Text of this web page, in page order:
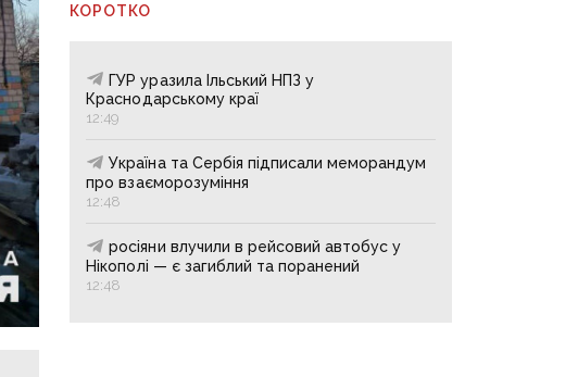
КОРОТКО
ГУР уразила Ільський НПЗ у
Краснодарському краї
12:49
Україна та Сербія підписали меморандум
про взаєморозуміння
12:48
росіяни влучили в рейсовий автобус у
Нікополі — є загиблий та поранений
12:48